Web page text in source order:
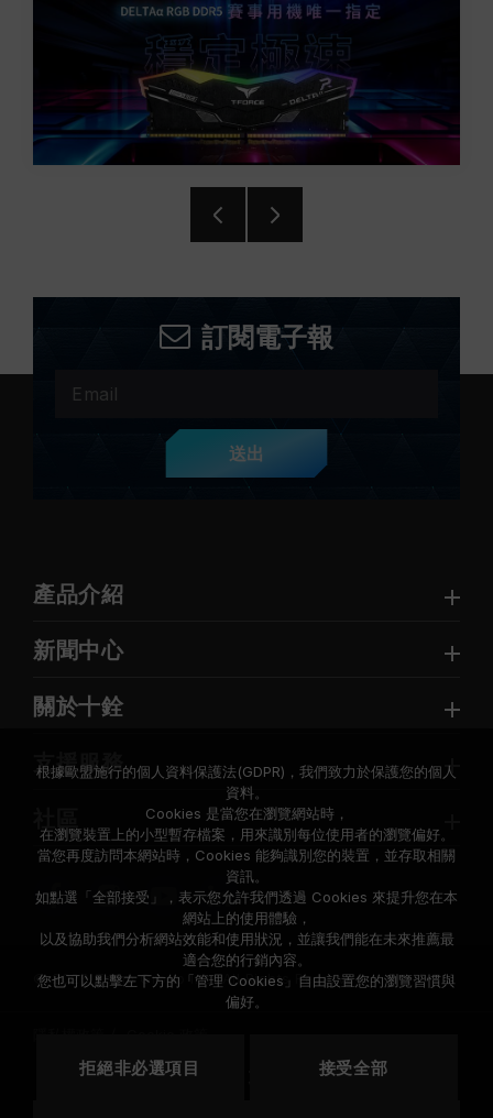
訂閱電子報
送出
產品介紹
新聞中心
關於十銓
支援服務
© 2026 Team Group Inc. All Rights Reserved.
美國
根據歐盟施行的個人資料保護法(GDPR)，我們致力於保護您的個人
資料。
Cookies 是當您在瀏覽網站時，
在瀏覽裝置上的小型暫存檔案，用來識別每位使用者的瀏覽偏好。
當您再度訪問本網站時，Cookies 能夠識別您的裝置，並存取相關
資訊。
如點選「全部接受」，表示您允許我們透過 Cookies 來提升您在本
網站上的使用體驗，
以及協助我們分析網站效能和使用狀況，並讓我們能在未來推薦最
適合您的行銷內容。
您也可以點擊左下方的「管理 Cookies」自由設置您的瀏覽習慣與
偏好。
拒絕非必選項目 接受全部